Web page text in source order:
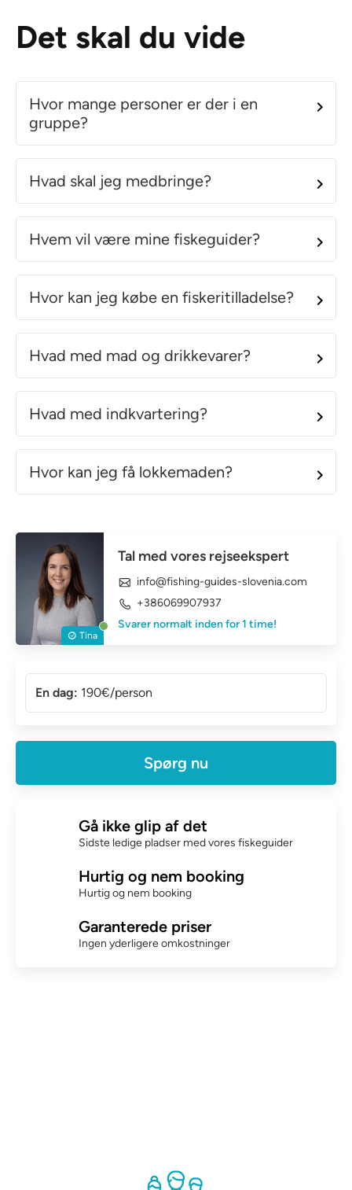
Det skal du vide
Hvor mange personer er der i en
gruppe?
Hvad skal jeg medbringe?
Hvem vil være mine fiskeguider?
Hvor kan jeg købe en fiskeritilladelse?
Hvad med mad og drikkevarer?
Hvad med indkvartering?
Hvor kan jeg få lokkemaden?
Tina
Tal med vores rejseekspert
info@fishing-guides-slovenia.com
+386069907937
Svarer normalt inden for 1 time!
En dag: 190€/person
Spørg nu
Gå ikke glip af det
Sidste ledige pladser med vores fiskeguider
Hurtig og nem booking
Hurtig og nem booking
Garanterede priser
Ingen yderligere omkostninger